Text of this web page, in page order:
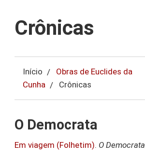
Crônicas
Início
Obras de Euclides da
Cunha
Crônicas
O Democrata
Em viagem (Folhetim). O Democrata